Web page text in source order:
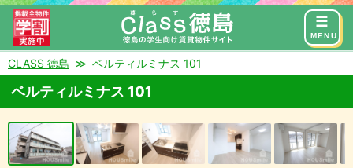
MENU
来店予約 お問い合わせ
CLASS 徳島 ベルティルミナス 101
ベルティルミナス 101